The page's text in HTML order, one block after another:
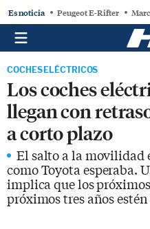
Es noticia Peugeot E-Rifter
COCHES ELÉCTRICOS
Los coches
llegan con
a corto plazo
El salto a la movilidad
como Toyota esperaba.
implica que los
próximos tres años